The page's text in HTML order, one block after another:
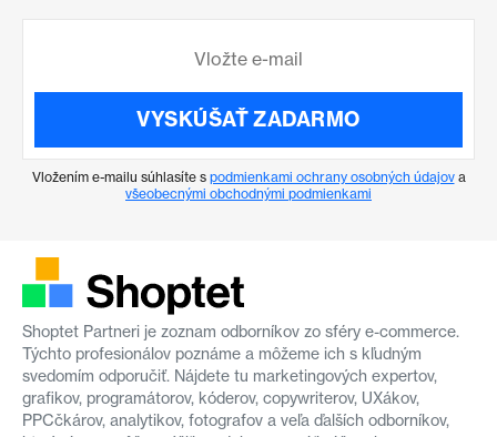
VYSKÚŠAŤ ZADARMO
Vložením e-mailu súhlasíte s podmienkami ochrany osobných údajova
všeobecnými obchodnými podmienkami
Shoptet Partneri je zoznam odborníkov zo sféry e-commerce.
Týchto profesionálov poznáme a môžeme ich s kľudným
svedomím odporučiť. Nájdete tu marketingových expertov,
grafikov, programátorov, kóderov, copywriterov, UXákov,
PPCčkárov, analytikov, fotografov a veľa ďalších odborníkov,